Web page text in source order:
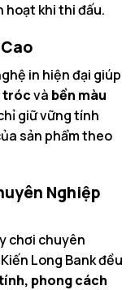
hoạt khi thi đấu.
in hiện đại giúp
trócvà bền màu
giữ vững tính
sản phẩm theo
Nghiệp
chơi chuyên
Long Bank đều
phong cách